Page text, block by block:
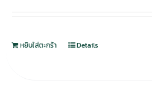
หยิบใส่ตะกร้า Details